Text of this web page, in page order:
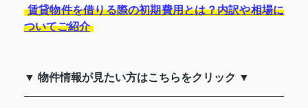
賃貸物件を借りる際の初期費用とは？内訳や相場に
ついてご紹介
▼ 物件情報が見たい方はこちらをクリック ▼